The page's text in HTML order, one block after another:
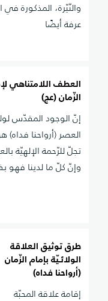
والنّيّرة، المذكورة
عرفة أيضًا
العطف اللامتناهي
الزّمان (عج)
إنّ الوجود المقدّس
العصر (أرواحنا فداه)
تجلّ للرّحمة الإلهيّة
وإنّ كلّ ما لدينا
طرق توثيق العلاقة
الولائـيّة بإمام الزّمان
(أرواحنا فداه)
إقامة علاقة المحبّة